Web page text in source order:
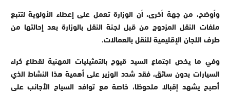
وأوضح، من جهة أخرى، أن الوزارة تعمل على إعطاء الأولوية لتتبع
ملفات النقل المزدوج من قبل لجنة النقل بالوزارة بعد إحالتها من
طرف اللجان الإقليمية للنقل بالعمالات.
وفي ما يخص اجتماع السيد قيوح بالتمثيليات المهنية لقطاع كراء
السيارات بدون سائق، فقد شدد الوزير على أهمية هذا النشاط الذي
أصبح يشهد إقبالا ملحوظا، خاصة مع توافد السياح الأجانب على